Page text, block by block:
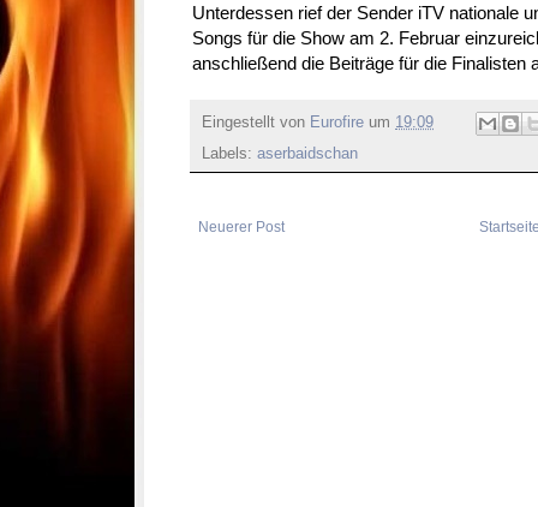
Unterdessen rief der Sender iTV nationale
Songs für die Show am 2. Februar
anschließend die Beiträge für die Finalisten
Eingestellt von Eurofire um 19:09
Labels: aserbaidschan
Neuerer Post